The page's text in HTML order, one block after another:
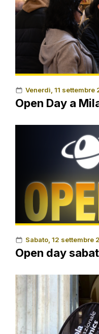
Venerdì, 11 settembre
Open Day a
Sabato, 12 settembre
Open day